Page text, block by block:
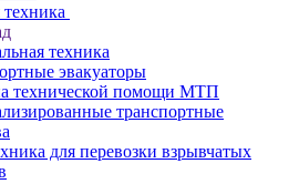
техника
эвакуаторы
технической помощи МТП
транспортные
для перевозки взрывчатых